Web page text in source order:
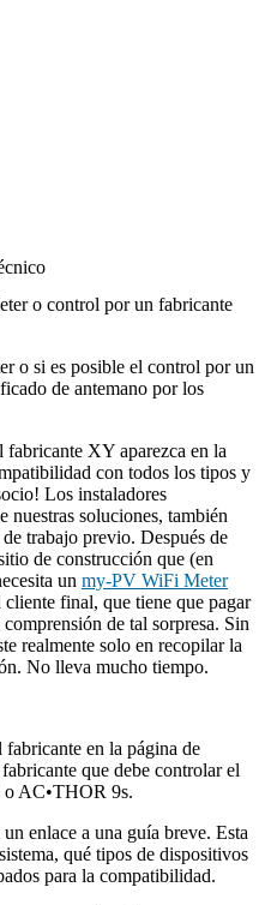
o control por un fabricante
o si es posible el control por un
de antemano por los
fabricante XY aparezca en la
con todos los tipos y
Los instaladores
nuestras soluciones, también
trabajo previo. Después de
de construcción que (en
un my-PV WiFi Meter
final, que tiene que pagar
de tal sorpresa. Sin
realmente solo en recopilar la
No lleva mucho tiempo.
en la página de
que debe controlar el
AC•THOR 9s.
enlace a una guía breve. Esta
qué tipos de dispositivos
para la compatibilidad.